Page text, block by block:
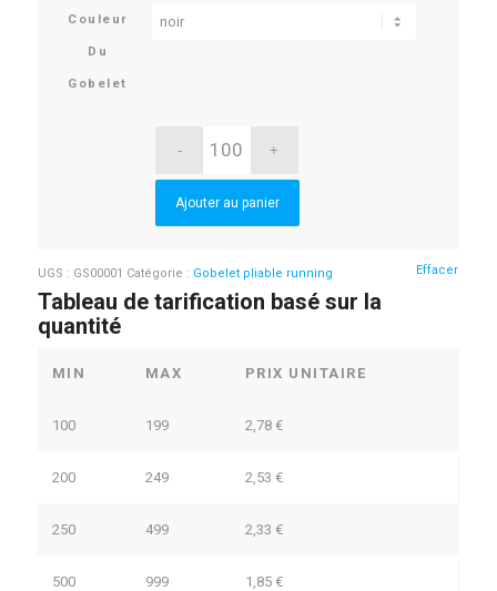
Couleur
Du
Gobelet
Effacer
Ajouter au panier
UGS : GS00001 Catégorie : Gobelet pliable running
Tableau de tarification basé sur la
quantité
MIN MAX PRIX UNITAIRE
100 199 2,78 €
200 249 2,53 €
250 499 2,33 €
500 999 1,85 €